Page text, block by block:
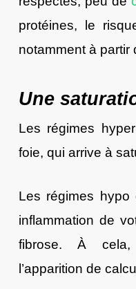
protéines, le
notamment à partir
Une
Les régimes
foie, qui arrive à
Les régimes hypo
inflammation de
fibrose. À
l’apparition de